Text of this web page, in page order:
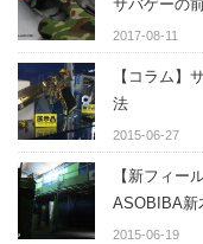
サバゲーの
2017-08-11
【コラム】
法
2015-06-27
【新フィー
ASOBIBA新
2015-06-19